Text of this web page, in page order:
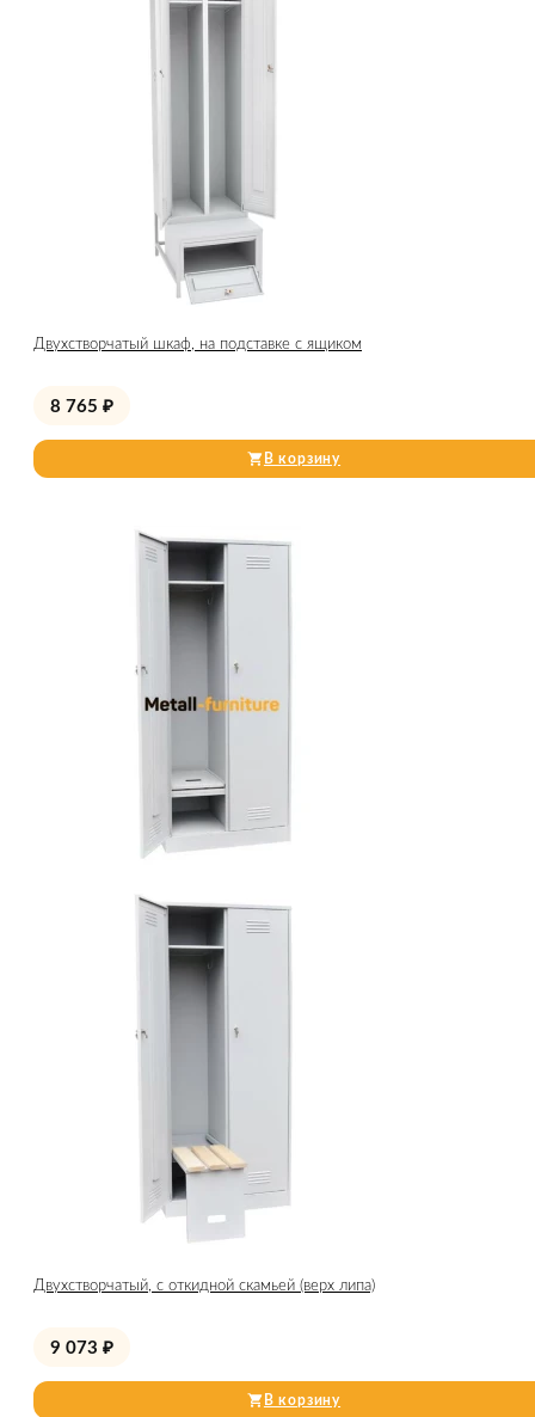
Двухстворчатый шкаф, на подставке с ящиком
8 765 ₽
В корзину
Двухстворчатый, с откидной скамьей (верх липа)
9 073 ₽
В корзину